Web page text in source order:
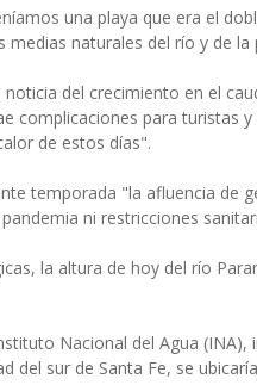
una playa que era el
naturales del río y de la
del crecimiento en el
complicaciones para turistas
de estos días".
temporada "la afluencia de
ni restricciones
la altura de hoy del río
Nacional del Agua (INA),
del sur de Santa Fe, se